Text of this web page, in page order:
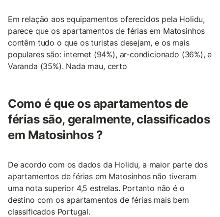
Em relação aos equipamentos oferecidos pela Holidu,
parece que os apartamentos de férias em Matosinhos
contêm tudo o que os turistas desejam, e os mais
populares são: internet (94%), ar-condicionado (36%), e
Varanda (35%). Nada mau, certo
Como é que os apartamentos de
férias são, geralmente, classificados
em Matosinhos ?
De acordo com os dados da Holidu, a maior parte dos
apartamentos de férias em Matosinhos não tiveram
uma nota superior 4,5 estrelas. Portanto não é o
destino com os apartamentos de férias mais bem
classificados Portugal.